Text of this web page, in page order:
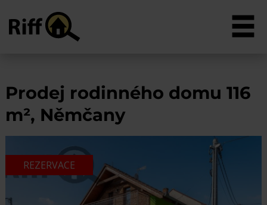
Prodej rodinného domu 116
m², Němčany
REZERVACE